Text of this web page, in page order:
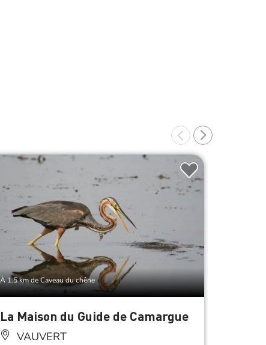
1.5 km de Caveau du chêne
La Maison du Guide de Camargue
VAUVERT